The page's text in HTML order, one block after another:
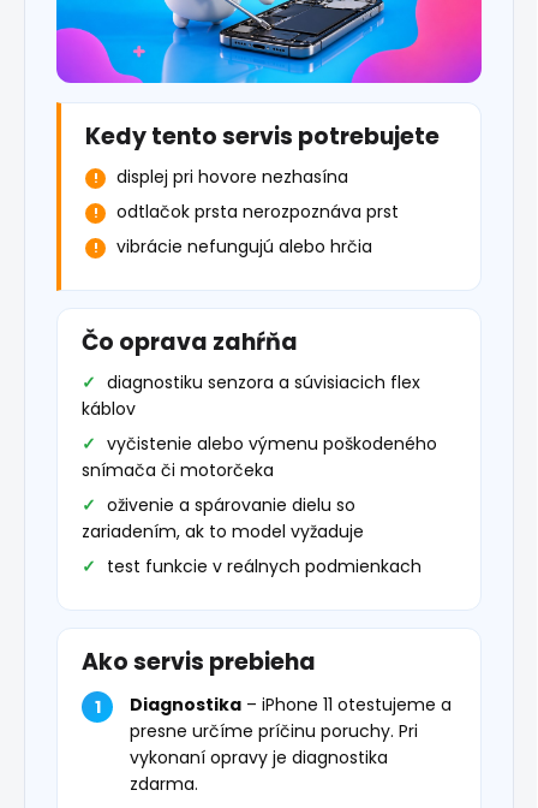
Kedy tento servis potrebujete
displej pri hovore nezhasína
odtlačok prsta nerozpoznáva prst
vibrácie nefungujú alebo hrčia
Čo oprava zahŕňa
diagnostiku senzora a súvisiacich flex
káblov
vyčistenie alebo výmenu poškodeného
snímača či motorčeka
oživenie a spárovanie dielu so
zariadením, ak to model vyžaduje
test funkcie v reálnych podmienkach
Ako servis prebieha
Diagnostika – iPhone 11 otestujeme a
presne určíme príčinu poruchy. Pri
vykonaní opravy je diagnostika
zdarma.